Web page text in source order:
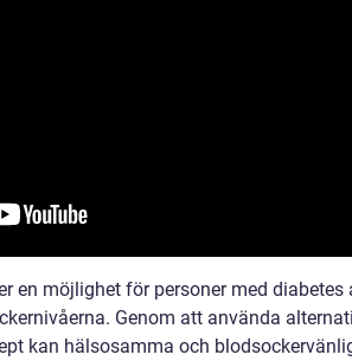
en möjlighet för personer med
Genom att använda
kan hälsosamma och